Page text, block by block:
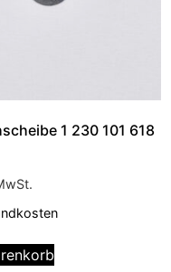
1 230 101 618